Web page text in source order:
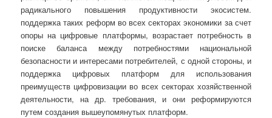
радикального повышения продуктивности экосистем.
поддержка таких реформ во всех секторах экономики за счет
опоры на цифровые платформы, возрастает потребность в
поиске баланса между потребностями национальной
безопасности и интересами потребителей, с одной стороны, и
поддержка цифровых платформ для использования
преимуществ цифровизации во всех секторах хозяйственной
деятельности, на др. требования, и они реформируются
путем создания вышеупомянутых платформ.